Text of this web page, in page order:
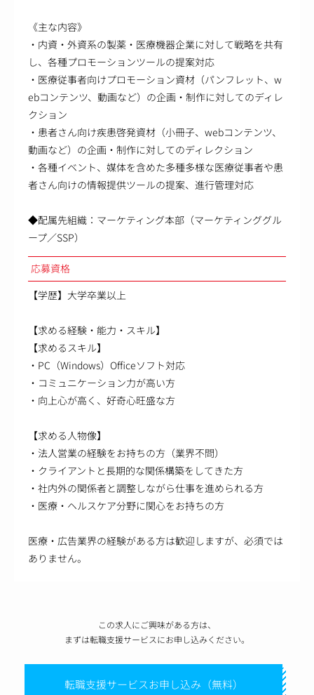
《主な内容》
・内資・外資系の製薬・医療機器企業に対して戦略を共有
し、各種プロモーションツールの提案対応
・医療従事者向けプロモーション資材（パンフレット、w
ebコンテンツ、動画など）の企画・制作に対してのディレ
クション
・患者さん向け疾患啓発資材（小冊子、webコンテンツ、
動画など）の企画・制作に対してのディレクション
・各種イベント、媒体を含めた多種多様な医療従事者や患
者さん向けの情報提供ツールの提案、進行管理対応
◆配属先組織：マーケティング本部（マーケティンググル
ープ／SSP）
応募資格
【学歴】大学卒業以上
【求める経験・能力・スキル】
【求めるスキル】
・PC（Windows）Officeソフト対応
・コミュニケーション力が高い方
・向上心が高く、好奇心旺盛な方
【求める人物像】
・法人営業の経験をお持ちの方（業界不問）
・クライアントと長期的な関係構築をしてきた方
・社内外の関係者と調整しながら仕事を進められる方
・医療・ヘルスケア分野に関心をお持ちの方
医療・広告業界の経験がある方は歓迎しますが、必須では
ありません。
この求人にご興味がある方は、
まずは転職支援サービスにお申し込みください。
転職支援サービスお申し込み（無料）